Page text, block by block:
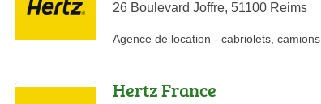
26 Boulevard Joffre, 51100 Reims
Agence de location - cabriolets camions
Hertz France